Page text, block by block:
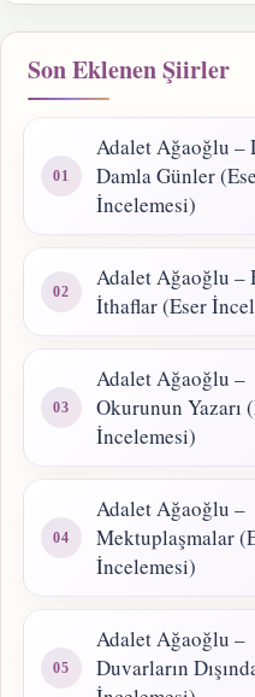
Son Eklenen Şiirler
Adalet Ağaoğlu –
Damla Günler
İncelemesi)
Adalet Ağaoğlu –
İthaflar (Eser
Adalet Ağaoğlu –
Okurunun Yazarı
İncelemesi)
Adalet Ağaoğlu –
Mektuplaşmalar
İncelemesi)
Adalet Ağaoğlu –
Duvarların